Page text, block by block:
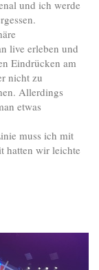
und ich werde
live erleben und
Eindrücken am
nicht zu
Allerdings
etwas
muss ich mit
hatten wir leichte